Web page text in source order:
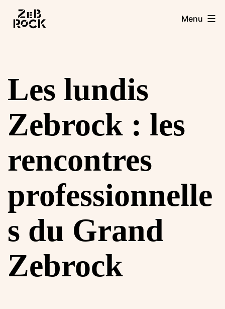
Aller
Zebrock Menu
Les lundis
Zebrock : les
rencontres
professionnelle
s du Grand
Zebrock